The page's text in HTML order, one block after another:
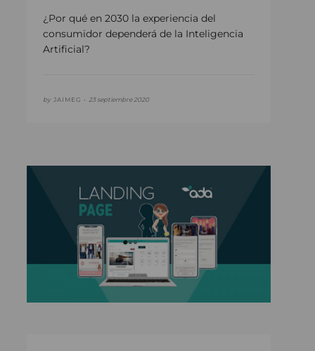
¿Por qué en 2030 la experiencia del
consumidor dependerá de la Inteligencia
Artificial?
by JAIMEG • 23 septiembre 2020